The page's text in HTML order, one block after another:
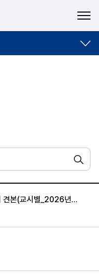
검색
국가전문자격시험 표준 논술형 답안지 견본(교시별_2026년 버전)